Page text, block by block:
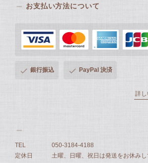
お支払い方法について
銀行振込 PayPal 決済
詳
TEL
050-3184-4188
定休日
土曜、日曜、祝日は発送をお休みし